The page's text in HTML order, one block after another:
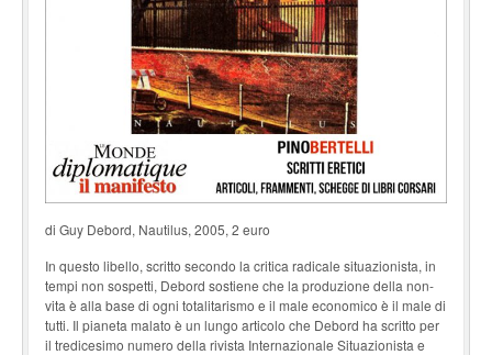
di Guy Debord, Nautilus, 2005, 2 euro
In questo libello, scritto secondo la critica radicale situazionista, in
tempi non sospetti, Debord sostiene che la produzione della non-
vita è alla base di ogni totalitarismo e il male economico è il male di
tutti. Il pianeta malato è un lungo articolo che Debord ha scritto per
il tredicesimo numero della rivista Internazionale Situazionista e